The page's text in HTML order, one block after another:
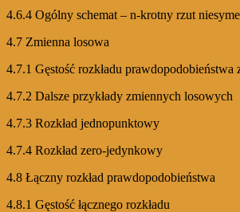
4.6.4 Ogólny schemat – n-krotny rzut
4.7 Zmienna losowa
4.7.1 Gęstość rozkładu prawdopodobieństwa
4.7.2 Dalsze przykłady zmiennych losowych
4.7.3 Rozkład jednopunktowy
4.7.4 Rozkład zero-jedynkowy
4.8 Łączny rozkład prawdopodobieństwa
4.8.1 Gęstość łącznego rozkładu